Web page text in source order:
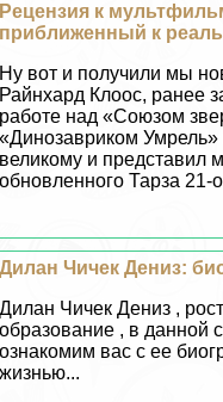
Рецензия к
приближенный к
Ну вот и получили мы
Райнхард Клоос, ранее
работе над «Союзом
«Динозавриком Умрель»
великому и представил
обновленного Тарза 21-
Дилан Чичек Дениз:
Дилан Чичек Дениз ,
образование , в данной
ознакомим вас с ее
жизнью...